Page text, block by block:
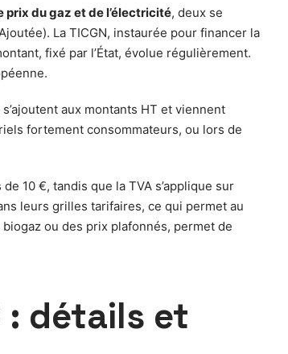
prix du gaz et de l’électricité, deux se
La TICGN, instaurée pour financer la
fixé par l’État, évolue régulièrement.
aux montants HT et viennent
fortement consommateurs, ou lors de
10 €, tandis que la TVA s’applique sur
leurs grilles tarifaires, ce qui permet au
ou des prix plafonnés, permet de
: détails et